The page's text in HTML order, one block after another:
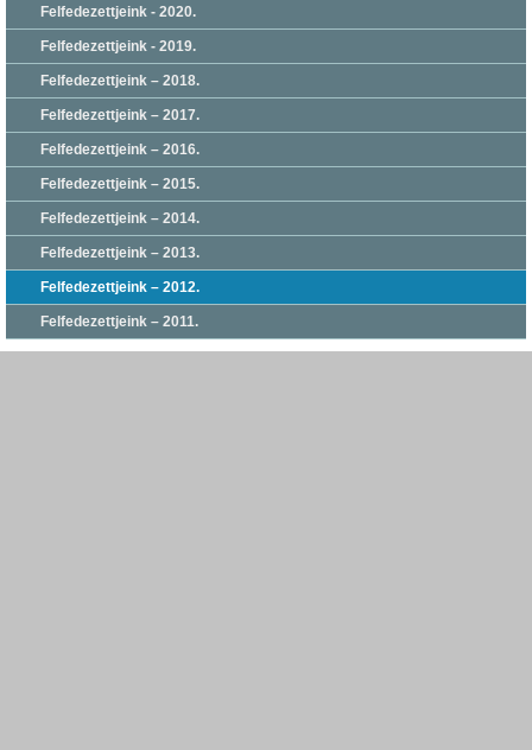
Felfedezettjeink - 2020.
Felfedezettjeink - 2019.
Felfedezettjeink – 2018.
Felfedezettjeink – 2017.
Felfedezettjeink – 2016.
Felfedezettjeink – 2015.
Felfedezettjeink – 2014.
Felfedezettjeink – 2013.
Felfedezettjeink – 2012.
Felfedezettjeink – 2011.